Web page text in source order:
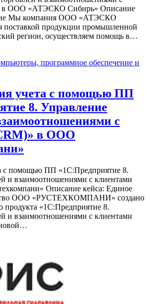
в ООО «АТЭСКО Сибирь» Описание
Мы компания ООО «АТЭСКО
поставкой продукции промышленной
регион, осуществляем помощь в…
программное обеспечение и
учета с помощью ПП
8. Управление
с
в ООО
с помощью ПП «1С:Предприятие 8.
и взаимоотношениями с клиентами
Описание кейса: Единое
ООО «РУСТЕХКОМПАНИ» создано
продукта «1С:Предприятие 8.
и взаимоотношениями с клиентами